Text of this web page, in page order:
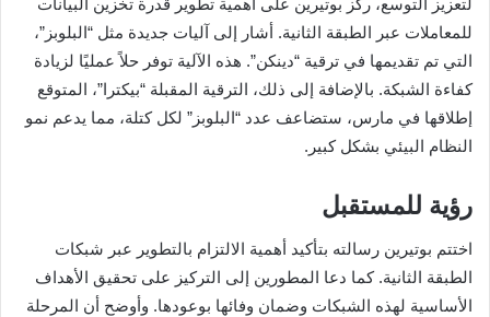
للمعاملات عبر الطبقة الثانية. أشار إلى آليات جديدة مثل “البلوبز”،
التي تم تقديمها في ترقية “دينكن”. هذه الآلية توفر حلاً عمليًا لزيادة
كفاءة الشبكة. بالإضافة إلى ذلك، الترقية المقبلة “بيكترا”، المتوقع
إطلاقها في مارس، ستضاعف عدد “البلوبز” لكل كتلة، مما يدعم نمو
النظام البيئي بشكل كبير.
رؤية للمستقبل
اختتم بوتيرين رسالته بتأكيد أهمية الالتزام بالتطوير عبر شبكات
الطبقة الثانية. كما دعا المطورين إلى التركيز على تحقيق الأهداف
الأساسية لهذه الشبكات وضمان وفائها بوعودها. وأوضح أن المرحلة